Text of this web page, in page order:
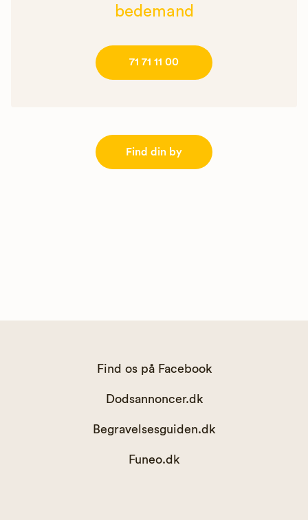
bedemand
71 71 11 00
Find din by
Find os på Facebook
Dodsannoncer.dk
Begravelsesguiden.dk
Funeo.dk